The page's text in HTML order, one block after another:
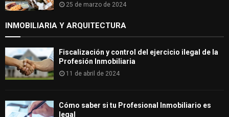
25 de marzo de 2024
INMOBILIARIA Y ARQUITECTURA
Fiscalización y control del ejercicio ilegal de la
Profesión Inmobiliaria
11 de abril de 2024
Cómo saber si tu Profesional Inmobiliario es
legal